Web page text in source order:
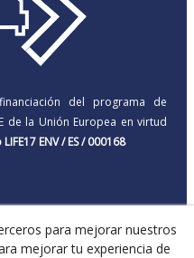
del programa de
de la Unión Europea en virtud
LIFE17 ENV / ES / 000168
para mejorar nuestros
mejorar tu experiencia de